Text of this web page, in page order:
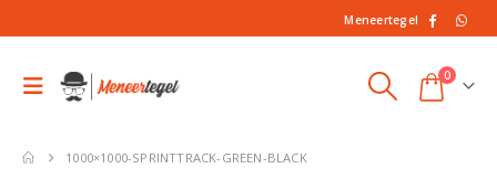
Meneertegel
0
1000×1000-SPRINTTRACK-GREEN-BLACK